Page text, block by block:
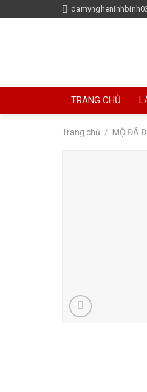
to
TRANG CHỦ
Trang chủ / MỘ ĐÁ